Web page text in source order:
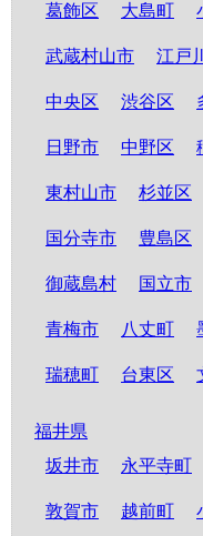
葛飾区 大島町
武蔵村山市 江戸
中央区 渋谷区
日野市 中野区
東村山市 杉並区
国分寺市 豊島区
御蔵島村 国立市
青梅市 八丈町
瑞穂町 台東区
福井県
坂井市
永平寺町
敦賀市 越前町